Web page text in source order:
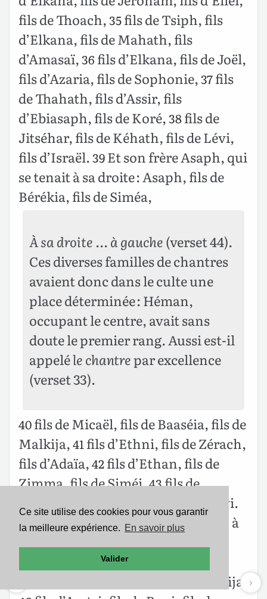
Ce site utilise des cookies pour vous garantir
la meilleure expérience. En savoir plus
Valider
fils de Thoach,35fils de Tsiph, fils
d’Elkana, fils de Mahath, fils
d’Amasaï,36 fils d’Elkana, fils de Joël,
fils d’Azaria, fils de Sophonie,37fils
de Thahath, fils d’Assir, fils
d’Ebiasaph, fils de Koré,38fils de
Jitséhar, fils de Kéhath, fils de Lévi,
fils d’Israël.39Et son frère Asaph, qui
se tenait à sa droite : Asaph, fils de
Bérékia, fils de Siméa,
À sa droite …à gauche(verset 44).
Ces diverses familles de chantres
avaient donc dans le culte une
place déterminée : Héman,
occupant le centre, avait sans
doute le premier rang. Aussi est-il
appeléle chantrepar excellence
(verset 33).
40fils de Micaël, fils de Baaséia, fils de
Malkija,41fils d’Ethni, fils de Zérach,
fils d’Adaïa,42fils d’Ethan, fils de
Zimma, fils de Siméi,43fils de
Jahath, fils de Guersom, fils de Lévi.
44Et les fils de Mérari, leurs frères, à
d’Abdi, fils de Malluc,
Hasabia, fils d’Amatsia, fils de Hilkija,